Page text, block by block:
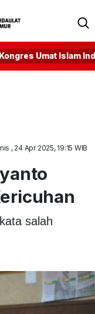
Umat Islam
, 24 Apr 2025, 19:15 WIB
salah